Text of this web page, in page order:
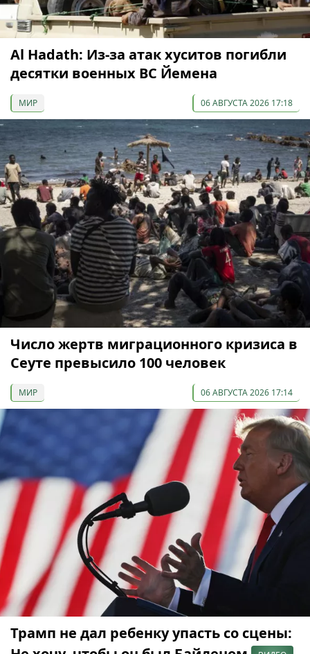
Al Hadath: Из-за атак хуситов погибли
десятки военных ВС Йемена
МИР 06 АВГУСТА 2026 17:18
Число жертв миграционного кризиса в
Сеуте превысило 100 человек
МИР 06 АВГУСТА 2026 17:14
Трамп не дал ребенку упасть со сцены: